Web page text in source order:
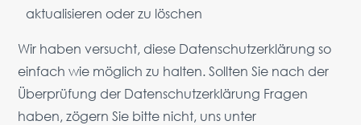
DE
Österreich,
Wien
PARTNER
aktualisieren oder zu löschen
Wir haben versucht, diese Datenschutzerklärung so
einfach wie möglich zu halten. Sollten Sie nach der
Überprüfung der Datenschutzerklärung Fragen
haben, zögern Sie bitte nicht, uns unter